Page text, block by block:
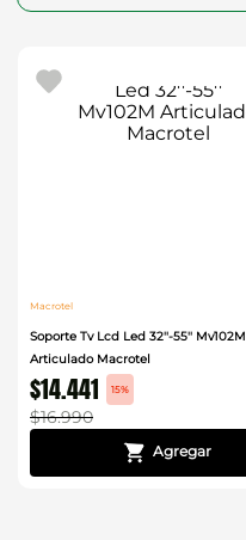
Macrotel
Soporte Tv Lcd Led 32''-55'' Mv102M
Articulado Macrotel
$14.441 15%
$16.990